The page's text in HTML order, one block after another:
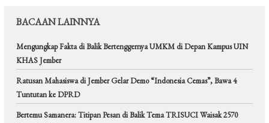
BACAAN LAINNYA
Mengungkap Fakta di Balik Bertenggernya UMKM di Depan Kampus UIN
KHAS Jember
Ratusan Mahasiswa di Jember Gelar Demo “Indonesia Cemas”, Bawa 4
Tuntutan ke DPRD
Bertemu Samanera: Titipan Pesan di Balik Tema TRISUCI Waisak 2570